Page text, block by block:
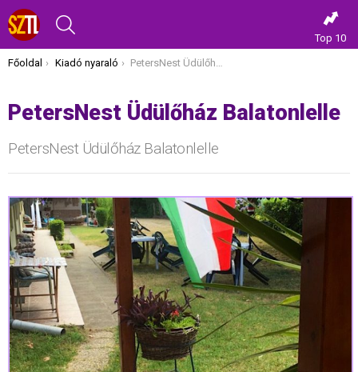
Top 10
Itt vagy most:
Főoldal Kiadó nyaraló PetersNest Üdülőház Balatonlelle
PetersNest Üdülőház Balatonlelle
PetersNest Üdülőház Balatonlelle